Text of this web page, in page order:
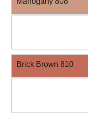
Brick Brown 810